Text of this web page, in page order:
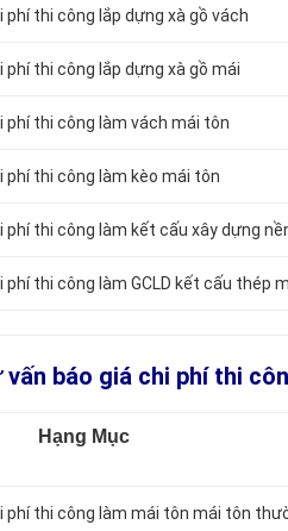
thi công lắp dựng xà gồ vách
thi công lắp dựng xà gồ mái
phí thi công làm vách mái tôn
phí thi công làm kèo mái tôn
thi công làm kết cấu xây dựng
thi công làm GCLD kết cấu thép
báo giá chi phí thi
Hạng Mục
phí thi công làm mái tôn mái tôn